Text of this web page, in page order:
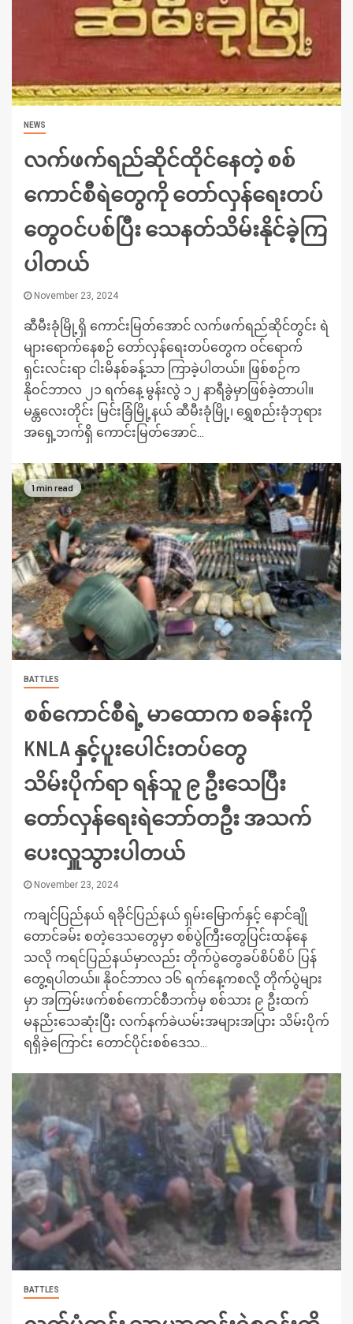
NEWS
လက်ဖက်ရည်ဆိုင်ထိုင်နေတဲ့ စစ်
ကောင်စီရဲတွေကို တော်လှန်ရေးတပ်
တွေဝင်ပစ်ပြီး သေနတ်သိမ်းနိုင်ခဲ့ကြ
ပါတယ်
November 23, 2024
ဆီမီးခုံမြို့ရှိ ကောင်းမြတ်အောင် လက်ဖက်ရည်ဆိုင်တွင်း ရဲ
များရောက်နေစဉ် တော်လှန်ရေးတပ်တွေက ဝင်ရောက်
ရှင်းလင်းရာ ငါးမိနစ်ခန့်သာ ကြာခဲ့ပါတယ်။ ဖြစ်စဉ်က
နိုဝင်ဘာလ ၂၁ ရက်နေ့ မွန်းလွဲ ၁၂ နာရီခွဲမှာဖြစ်ခဲ့တာပါ။
မန္တလေးတိုင်း မြင်းခြံမြို့နယ် ဆီမီးခုံမြို့၊ ရွှေစည်းခုံဘုရား
အရှေ့ဘက်ရှိ ကောင်းမြတ်အောင်...
1 min read
BATTLES
စစ်ကောင်စီရဲ့ မာထောက စခန်းကို
KNLA နှင့်ပူးပေါင်းတပ်တွေ
သိမ်းပိုက်ရာ ရန်သူ ၉ ဦးသေပြီး
တော်လှန်ရေးရဲဘော်တဦး အသက်
ပေးလှူသွားပါတယ်
November 23, 2024
ကချင်ပြည်နယ် ရခိုင်ပြည်နယ် ရှမ်းမြောက်နှင့် နောင်ချို
တောင်ခမ်း စတဲ့ဒေသတွေမှာ စစ်ပွဲကြီးတွေပြင်းထန်နေ
သလို ကရင်ပြည်နယ်မှာလည်း တိုက်ပွဲတွေခပ်စိပ်စိပ် ပြန်
တွေ့ရပါတယ်။ နိုဝင်ဘာလ ၁၆ ရက်နေ့ကစလို့ တိုက်ပွဲများ
မှာ အကြမ်းဖက်စစ်ကောင်စီဘက်မှ စစ်သား ၉ ဦးထက်
မနည်းသေဆုံးပြီး လက်နက်ခဲယမ်းအများအပြား သိမ်းပိုက်
ရရှိခဲ့ကြောင်း တောင်ပိုင်းစစ်ဒေသ...
BATTLES